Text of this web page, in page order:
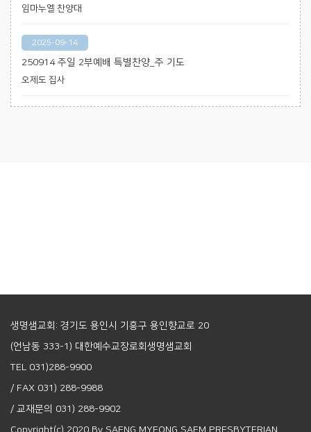
임마누엘 찬양대
2025-09-14
250914 주일 2부예배 특별찬양_주 기도
오제도 집사
생명샘교회: 경기도 용인시 기흥구 용인향교로 20
(언남동 333-1) 대한예수교장로회생명샘교회
TEL 031)288-9900
/ FAX 031) 288-9988
/ 교재문의 031) 288-9902